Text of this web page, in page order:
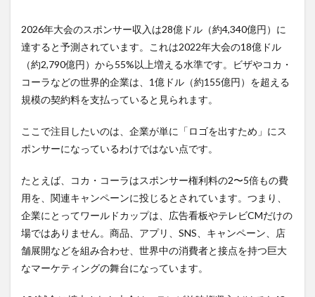
2026年大会のスポンサー収入は28億ドル（約4,340億円）に
達すると予測されています。これは2022年大会の18億ドル
（約2,790億円）から55%以上増える水準です。ビザやコカ・
コーラなどの世界的企業は、1億ドル（約155億円）を超える
規模の契約料を支払っていると見られます。
ここで注目したいのは、企業が単に「ロゴを出すため」にス
ポンサーになっているわけではない点です。
たとえば、コカ・コーラはスポンサー権利料の2〜5倍もの費
用を、関連キャンペーンに投じるとされています。つまり、
企業にとってワールドカップは、広告看板やテレビCMだけの
場ではありません。商品、アプリ、SNS、キャンペーン、店
舗展開などを組み合わせ、世界中の消費者と接点を持つ巨大
なマーケティングの舞台になっています。